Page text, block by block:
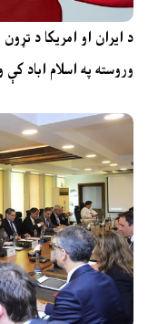
د ایران او امریکا د
وروسته په اسلام اباد